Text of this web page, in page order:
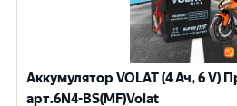
Аккумулятор VOLAT (4 Ач, 6 V)
арт.6N4-BS(MF)Volat